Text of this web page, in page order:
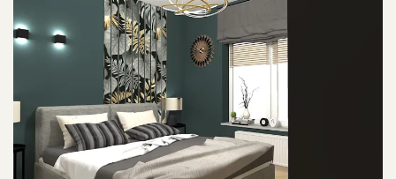
POWIU0119KSZ ZDJU0119CIE